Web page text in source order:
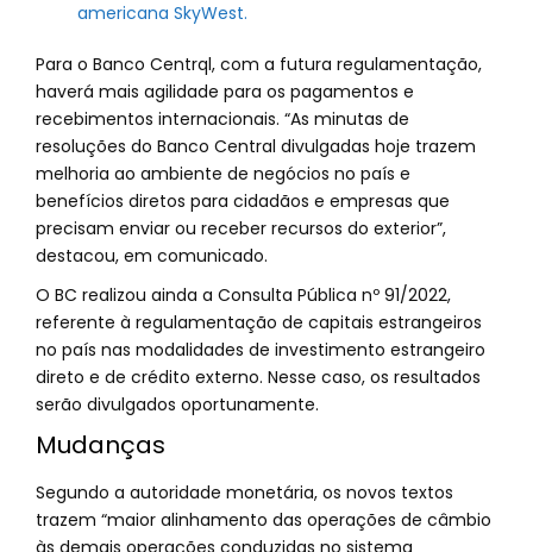
americana SkyWest.
Para o Banco Centrql, com a futura regulamentação,
haverá mais agilidade para os pagamentos e
recebimentos internacionais. “As minutas de
resoluções do Banco Central divulgadas hoje trazem
melhoria ao ambiente de negócios no país e
benefícios diretos para cidadãos e empresas que
precisam enviar ou receber recursos do exterior”,
destacou, em comunicado.
O BC realizou ainda a Consulta Pública nº 91/2022,
referente à regulamentação de capitais estrangeiros
no país nas modalidades de investimento estrangeiro
direto e de crédito externo. Nesse caso, os resultados
serão divulgados oportunamente.
Mudanças
Segundo a autoridade monetária, os novos textos
trazem “maior alinhamento das operações de câmbio
às demais operações conduzidas no sistema